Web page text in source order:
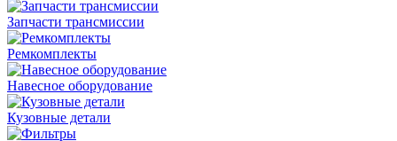
Запчасти трансмиссии
Ремкомплекты
Навесное оборудование
Кузовные детали